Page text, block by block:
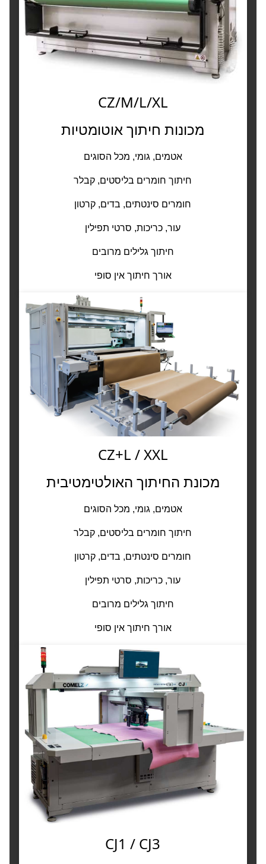
CZ/M/L/XL
מכונות חיתוך אוטומטיות
אטמים, גומי, מכל הסוגים
חיתוך חומרים בליסטים, קבלר
חומרים סינטתים, בדים, קרטון
עור, כריכות, סרטי תפילין
חיתוך גלילים מרובים
אורך חיתוך אין סופי
CZ+L / XXL
מכונת החיתוך האולטימטיבית
אטמים, גומי, מכל הסוגים
חיתוך חומרים בליסטים, קבלר
חומרים סינטתים, בדים, קרטון
עור, כריכות, סרטי תפילין
חיתוך גלילים מרובים
אורך חיתוך אין סופי
CJ1 / CJ3